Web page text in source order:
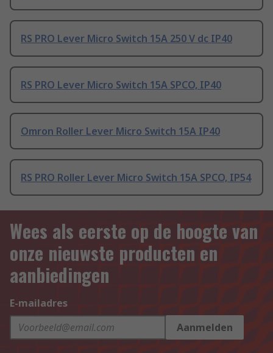
RS PRO Lever Micro Switch 15A 250 V dc IP40
RS PRO Lever Micro Switch 15A SPCO, IP40
Omron Roller Lever Micro Switch 15A IP40
RS PRO Roller Lever Micro Switch 15A SPCO, IP54
Wees als eerste op de hoogte van
onze nieuwste producten en
aanbiedingen
E-mailadres
Aanmelden